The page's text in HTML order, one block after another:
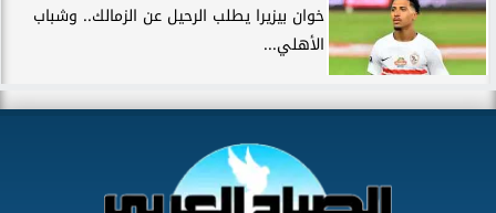
خوان بيزيرا يطلب الرحيل عن الزمالك.. وشباب
الأهلي...